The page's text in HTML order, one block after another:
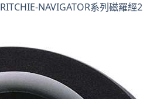
RITCHIE-NAVIGATOR系列磁羅經2